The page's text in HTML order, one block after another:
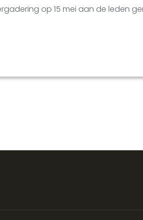
op 15 mei aan de leden